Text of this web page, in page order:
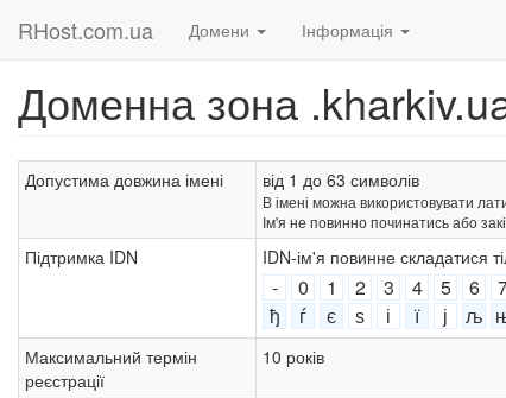
RHost.com.ua Домени Інформація
Доменна зона
Допустима довжина імені від 1 до 63 символів
В імені можна використовувати
Ім'я не повинно починатись або
Підтримка IDN IDN-ім'я повинне складатися
- 0 1 2 3 4 5 6
ђ
ѓ є ѕ і ї ј љ
Максимальний термін
реєстрації
10 років